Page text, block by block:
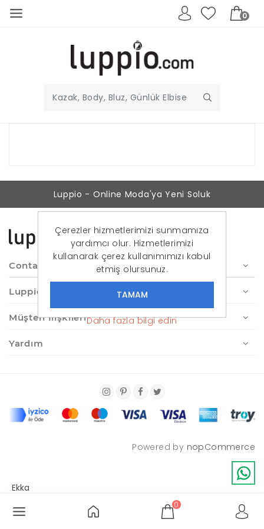
0
Luppio - Online Moda'ya Yeni Soluk
Contact us
Luppio.com
Müşteri İlişkileri
Yardım
Powered by nopCommerce
0
Çerezler hizmetlerimizi sunmamıza
yardımcı olur. Hizmetlerimizi
kullanarak çerez kullanımımızı kabul
etmiş olursunuz.
Daha fazla bilgi edin